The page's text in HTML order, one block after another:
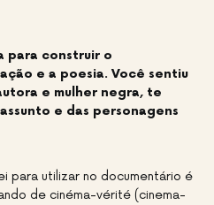
para construir o
e a poesia. Você sentiu
e mulher negra, te
e das personagens
para utilizar no documentário é
de cinéma-vérité (cinema-